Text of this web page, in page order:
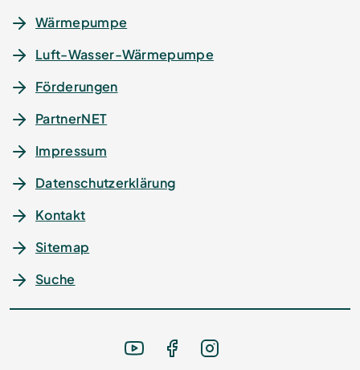
Wärmepumpe
Luft-Wasser-Wärmepumpe
Förderungen
PartnerNET
Impressum
Datenschutz­erklärung
Kontakt
Sitemap
Suche